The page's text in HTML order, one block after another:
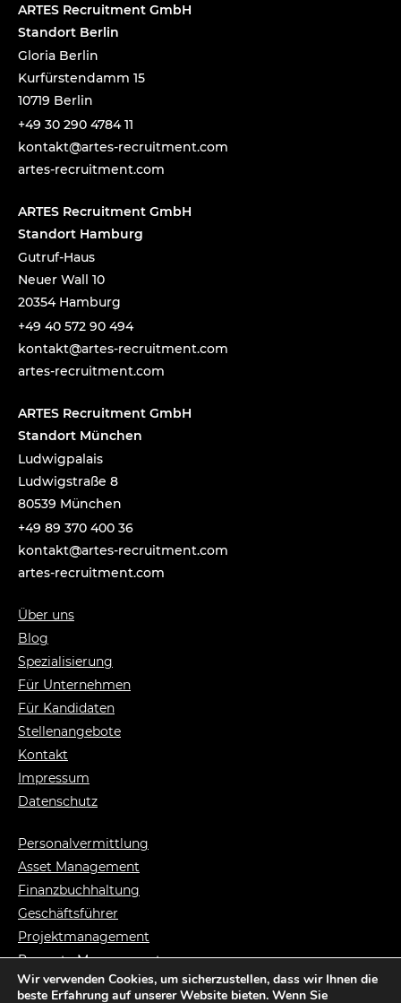
ARTES Recruitment GmbH
Standort Berlin
Gloria Berlin
Kurfürstendamm 15
10719 Berlin
+49 30 290 4784 11
moc.t
nemti
urcer
-setr
a@tka
tnok
artes-recruitment.com
ARTES Recruitment GmbH
Standort Hamburg
Gutruf-Haus
Neuer Wall 10
20354 Hamburg
+49 40 572 90 494
moc.t
nemti
urcer
-setr
a@tka
tnok
artes-recruitment.com
ARTES Recruitment GmbH
Standort München
Ludwigpalais
Ludwigstraße 8
80539 München
+49 89 370 400 36
moc.t
nemti
urcer
-setr
a@tka
tnok
artes-recruitment.com
Über uns
Blog
Spezialisierung
Für Unternehmen
Für Kandidaten
Stellenangebote
Kontakt
Impressum
Datenschutz
Personalvermittlung
Asset Management
Finanzbuchhaltung
Geschäftsführer
Projektmanagement
Property Management
Syndikusanwalt
Wir verwenden Cookies, um sicherzustellen, dass wir Ihnen die
beste Erfahrung auf unserer Website bieten. Wenn Sie